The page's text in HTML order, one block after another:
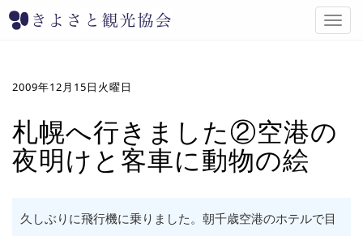
T
o
a
t
2009年12月15日火曜日
札幌へ行きました②空港の
夜明けと客車に動物の絵
久しぶりに飛行機に乗りました。朝千歳空港のホテルで目